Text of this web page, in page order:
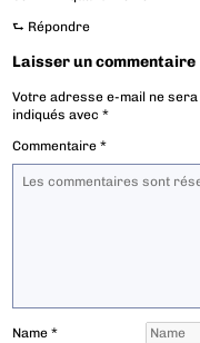
⮑ Répondre
Laisser un commentaire
Votre adresse e-mail ne sera
indiqués avec*
Commentaire*
Name*